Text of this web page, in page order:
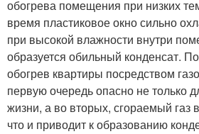
обогрева помещения при низких
время пластиковое окно сильно
при высокой влажности внутри
образуется обильный конденсат.
обогрев квартиры посредством
первую очередь опасно не только
жизни, а во вторых, сгораемый газ
что и приводит к образованию